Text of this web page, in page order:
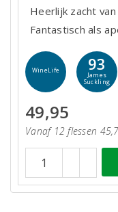
Heerlijk zacht van
Fantastisch als
WineLife 93
James
Suckling
49,95
Vanaf 12 flessen